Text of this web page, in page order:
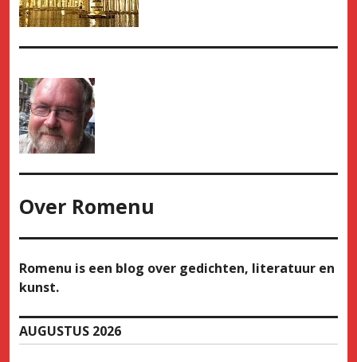
Over Romenu
Romenu is een blog over gedichten, literatuur en
kunst.
AUGUSTUS 2026